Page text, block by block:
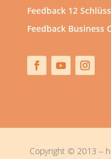
Feedback 12
Feedback Business
Copyright © 2013 –